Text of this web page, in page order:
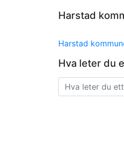
Harstad
Harstad
Hva leter du